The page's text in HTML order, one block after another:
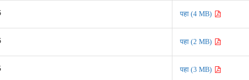
पहा (4 MB)
पहा (2 MB)
पहा (3 MB)